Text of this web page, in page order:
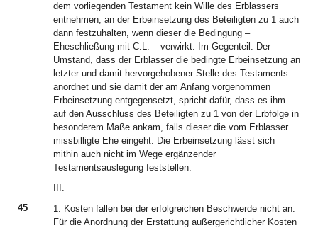
dem vorliegenden Testament kein Wille des Erblassers
entnehmen, an der Erbeinsetzung des Beteiligten zu 1 auch
dann festzuhalten, wenn dieser die Bedingung –
Eheschließung mit C.L. – verwirkt. Im Gegenteil: Der
Umstand, dass der Erblasser die bedingte Erbeinsetzung an
letzter und damit hervorgehobener Stelle des Testaments
anordnet und sie damit der am Anfang vorgenommen
Erbeinsetzung entgegensetzt, spricht dafür, dass es ihm
auf den Ausschluss des Beteiligten zu 1 von der Erbfolge in
besonderem Maße ankam, falls dieser die vom Erblasser
missbilligte Ehe eingeht. Die Erbeinsetzung lässt sich
mithin auch nicht im Wege ergänzender
Testamentsauslegung feststellen.
III.
45
1. Kosten fallen bei der erfolgreichen Beschwerde nicht an.
Für die Anordnung der Erstattung außergerichtlicher Kosten